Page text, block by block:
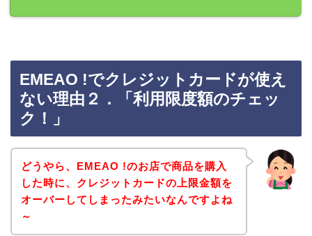
EMEAO !でクレジットカードが使え
ない理由２．「利用限度額のチェッ
ク！」
どうやら、EMEAO !のお店で商品を購入
した時に、クレジットカードの上限金額を
オーバーしてしまったみたいなんですよね
～